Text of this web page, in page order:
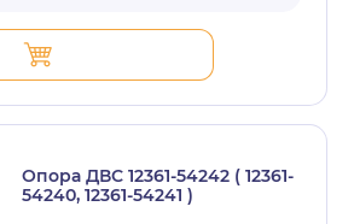
Опора ДВС 12361-54242 ( 12361-
54240, 12361-54241 )